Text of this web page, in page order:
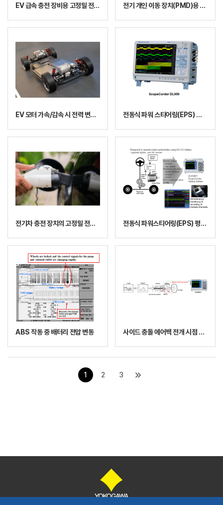
EV 급속 충전 장비용 고정밀 전력 측정 전기 개인 이동 장치(PMD)용 리졸버 설계 계측 장비
EV 모터 가속/감속 시 전력 변동 및 파형 동기화 검증 전동식 파워 스티어링(EPS) 설계 및 평가
전기차 충전 장치의 고정밀 전력 측정 전동식 파워스티어링(EPS) 평가 및 설계
ABS 작동 중 배터리 전압 변동 사이드 충돌 에어백 전개 시점 테스트
1 2 3